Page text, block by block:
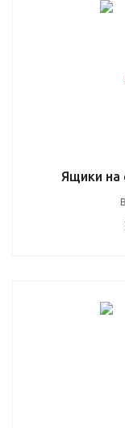
Ящики на